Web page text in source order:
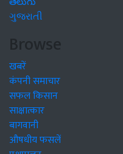
ગુજરાતી
Browse
खबरें
कंपनी समाचार
सफल किसान
साक्षात्कार
बागवानी
औषधीय फसलें